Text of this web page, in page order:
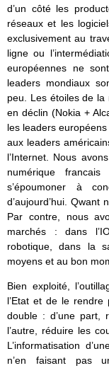
d’un côté les
réseaux et les
exclusivement au
ligne ou
européennes ne
leaders mondiaux
peu. Les étoiles de
en déclin (Nokia +
les leaders
aux leaders
l’Internet. Nous
numérique
s’époumoner à
d’aujourd’hui. Qwant
Par contre, nous
marchés : dans
robotique, dans la
moyens et au bon
Bien exploité,
l’Etat et de le rendre
double : d’une part,
l’autre, réduire les
L’informatisation
n’en faisant pas